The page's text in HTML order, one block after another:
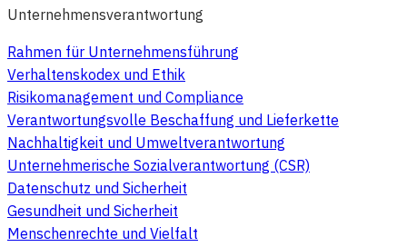
Unternehmensverantwortung
Rahmen für Unternehmensführung
Verhaltenskodex und Ethik
Risikomanagement und Compliance
Verantwortungsvolle Beschaffung und Lieferkette
Nachhaltigkeit und Umweltverantwortung
Unternehmerische Sozialverantwortung (CSR)
Datenschutz und Sicherheit
Gesundheit und Sicherheit
Menschenrechte und Vielfalt